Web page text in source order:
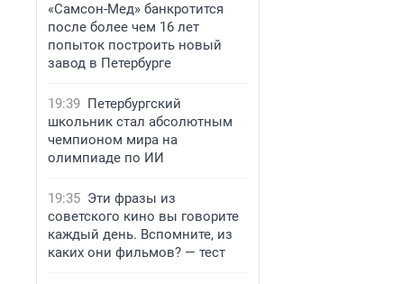
«Самсон-Мед» банкротится
после более чем 16 лет
попыток построить новый
завод в Петербурге
19:39 Петербургский
школьник стал абсолютным
чемпионом мира на
олимпиаде по ИИ
19:35 Эти фразы из
советского кино вы говорите
каждый день. Вспомните, из
каких они фильмов? — тест